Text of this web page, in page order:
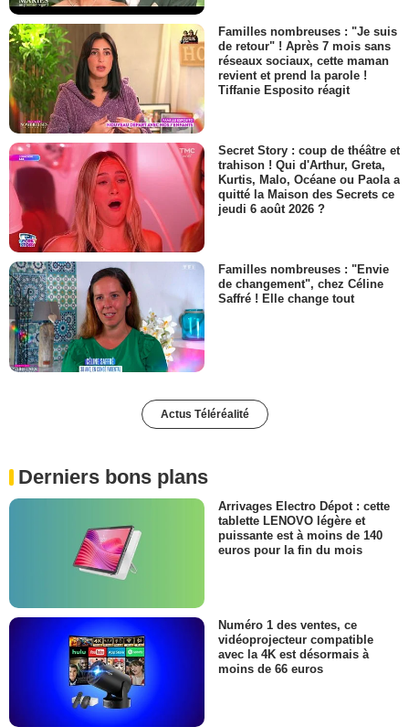
Familles nombreuses : "Je suis
de retour" ! Après 7 mois sans
réseaux sociaux, cette maman
revient et prend la parole !
Tiffanie Esposito réagit
Secret Story : coup de théâtre et
trahison ! Qui d'Arthur, Greta,
Kurtis, Malo, Océane ou Paola a
quitté la Maison des Secrets ce
jeudi 6 août 2026 ?
Familles nombreuses : "Envie
de changement", chez Céline
Saffré ! Elle change tout
Actus Téléréalité
Derniers bons plans
Arrivages Electro Dépot : cette
tablette LENOVO légère et
puissante est à moins de 140
euros pour la fin du mois
Numéro 1 des ventes, ce
vidéoprojecteur compatible
avec la 4K est désormais à
moins de 66 euros